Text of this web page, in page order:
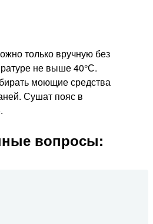
только вручную без
не выше 40°С.
моющие средства
Сушат пояс в
вопросы: